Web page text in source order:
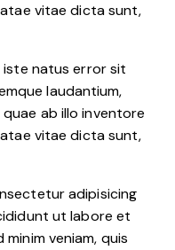
vitae dicta sunt,
iste natus error sit
laudantium,
ab illo inventore
vitae dicta sunt,
adipisicing
ut labore et
veniam, quis